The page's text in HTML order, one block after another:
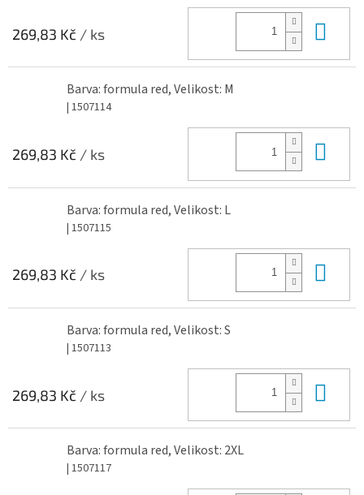
269,83 Kč / ks
Barva: formula red, Velikost: M
| 1507114
269,83 Kč / ks
Barva: formula red, Velikost: L
| 1507115
269,83 Kč / ks
Barva: formula red, Velikost: S
| 1507113
269,83 Kč / ks
Barva: formula red, Velikost: 2XL
| 1507117